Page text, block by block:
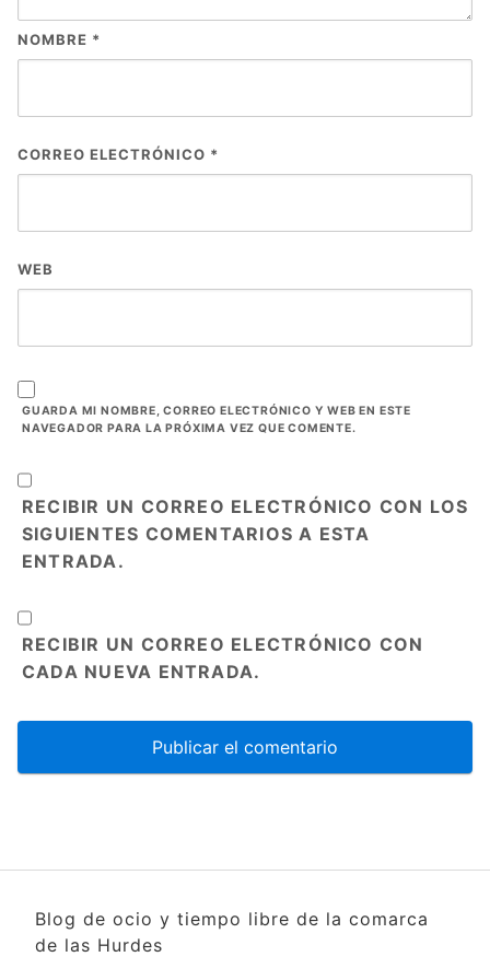
NOMBRE *
CORREO ELECTRÓNICO *
WEB
GUARDA MI NOMBRE, CORREO ELECTRÓNICO Y WEB EN ESTE
NAVEGADOR PARA LA PRÓXIMA VEZ QUE COMENTE.
RECIBIR UN CORREO ELECTRÓNICO CON LOS
SIGUIENTES COMENTARIOS A ESTA
ENTRADA.
RECIBIR UN CORREO ELECTRÓNICO CON
CADA NUEVA ENTRADA.
Blog de ocio y tiempo libre de la comarca
de las Hurdes